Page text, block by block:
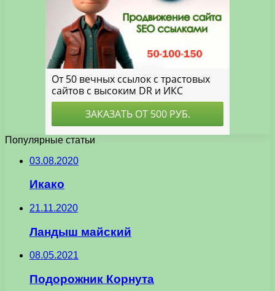
Популярные статьи
03.08.2020
Икако
21.11.2020
Ландыш майский
08.05.2021
Подорожник Корнута